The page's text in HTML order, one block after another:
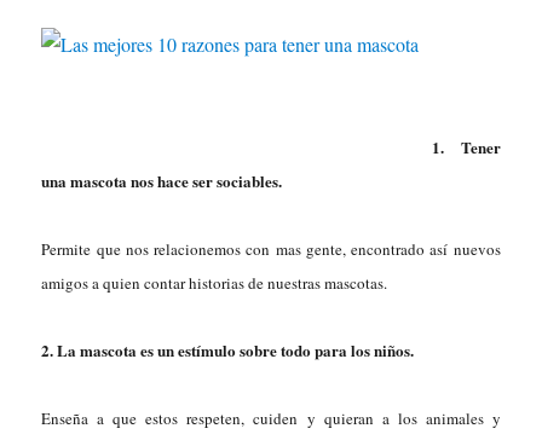
1. Tener
una mascota nos hace ser sociables.
Permite que nos relacionemos con mas gente, encontrado así nuevos
amigos a quien contar historias de nuestras mascotas.
2. La mascota es un estímulo sobre todo para los niños.
Enseña a que estos respeten, cuiden y quieran a los animales y